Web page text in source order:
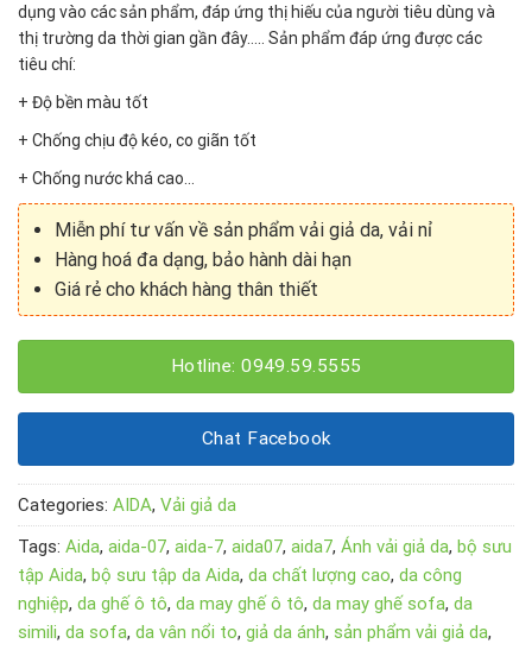
dụng vào các sản phẩm, đáp ứng thị hiếu của người tiêu dùng và
thị trường da thời gian gần đây….. Sản phẩm đáp ứng được các
tiêu chí:
+ Độ bền màu tốt
+ Chống chịu độ kéo, co giãn tốt
+ Chống nước khá cao…
Miễn phí tư vấn về sản phẩm vải giả da, vải nỉ
Hàng hoá đa dạng, bảo hành dài hạn
Giá rẻ cho khách hàng thân thiết
Hotline: 0949.59.5555
Chat Facebook
Categories: AIDA, Vải giả da
Tags: Aida, aida-07, aida-7, aida07, aida7, Ánh vải giả da, bộ sưu
tập Aida, bộ sưu tập da Aida, da chất lượng cao, da công
nghiệp, da ghế ô tô, da may ghế ô tô, da may ghế sofa, da
simili, da sofa, da vân nổi to, giả da ánh, sản phẩm vải giả da,